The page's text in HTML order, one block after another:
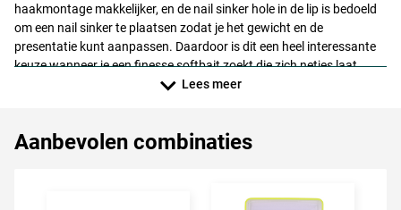
haakmontage makkelijker, en de nail sinker hole in de lip is bedoeld
om een nail sinker te plaatsen zodat je het gewicht en de
presentatie kunt aanpassen. Daardoor is dit een heel interessante
keuze wanneer je een finesse softbait zoekt die zich netjes laat
afstemmen op je rig en zeer natuurlijk presenteert.
Lees meer
Aanbevolen combinaties